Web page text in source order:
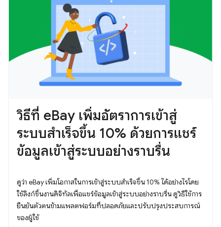
วิธีที่ eBay เพิ่มอัตราการเข้าสู่
ระบบสำเร็จขึ้น 10% ด้วยการแชร์
ข้อมูลเข้าสู่ระบบอย่างราบรื่น
ดูว่า eBay เพิ่มโอกาสในการเข้าสู่ระบบสำเร็จขึ้น 10% ได้อย่างไรโดย
ใช้ลิงก์ชิ้นงานดิจิทัลเพื่อแชร์ข้อมูลเข้าสู่ระบบอย่างราบรื่น ดูวิธีใช้การ
ยืนยันตัวตนข้ามแพลตฟอร์มที่ปลอดภัยและปรับปรุงประสบการณ์
ของผู้ใช้